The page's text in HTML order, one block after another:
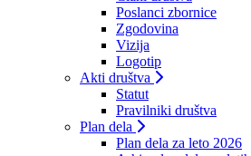
Poslanci zbornice
Zgodovina
Vizija
Logotip
Akti društva
Statut
Pravilniki društva
Plan dela
Plan dela za leto 2026